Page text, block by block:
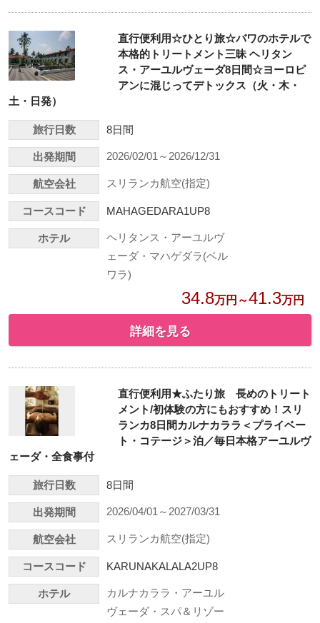
直行便利用☆ひとり旅☆バワのホテルで
本格的トリートメント三昧 ヘリタン
ス・アーユルヴェーダ8日間☆ヨーロピ
アンに混じってデトックス（火・木・
土・日発）
旅行日数 8日間
出発期間 2026/02/01～2026/12/31
航空会社 スリランカ航空(指定)
コースコード MAHAGEDARA1UP8
ホテル
ヘリタンス・アーユルヴ
ェーダ・マハゲダラ(ベル
ワラ)
34.8万円～41.3万円
詳細を見る
直行便利用★ふたり旅 長めのトリート
メント/初体験の方にもおすすめ！スリ
ランカ8日間カルナカララ＜プライベー
ト・コテージ＞泊／毎日本格アーユルヴ
ェーダ・全食事付
旅行日数 8日間
出発期間 2026/04/01～2027/03/31
航空会社 スリランカ航空(指定)
コースコード KARUNAKALALA2UP8
ホテル
カルナカララ・アーユル
ヴェーダ・スパ＆リゾー